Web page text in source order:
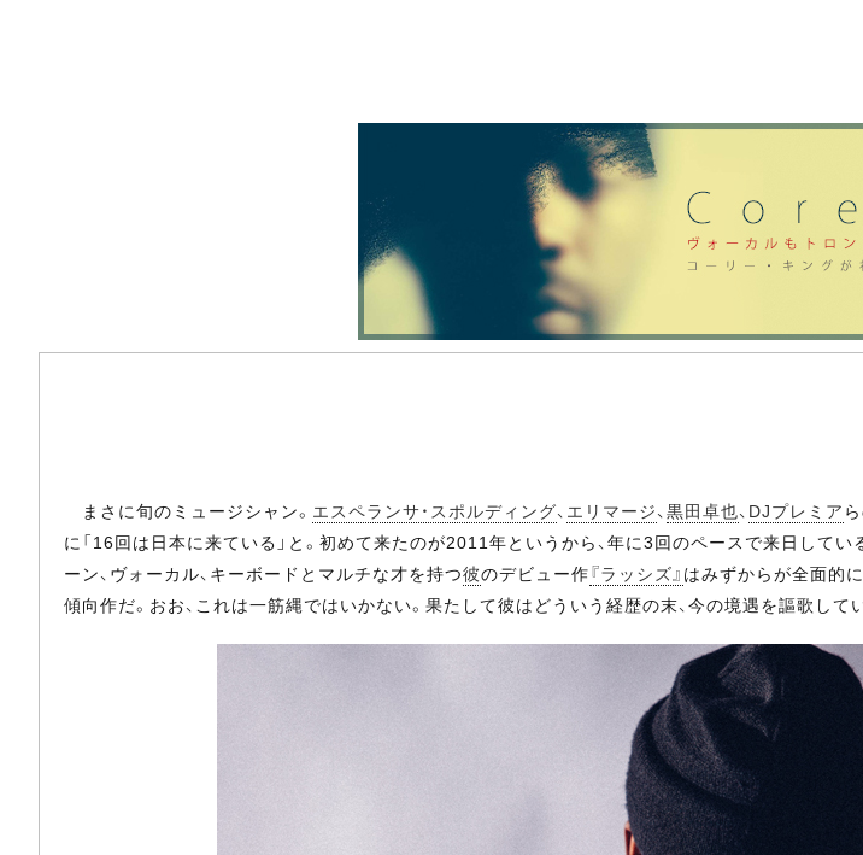
まさに旬のミュージシャン。 エスペランサ・スポルディング、 エリマージ、黒田卓也、 DJプレミア
に「16回は日本に来ている」と。初めて来たのが2011年というから、年に3回のペースで来日して
ーン、ヴォーカル、キーボードとマルチな才を持つ彼のデビュー作『ラッシズ』 はみずからが全面的
傾向作だ。おお、これは一筋縄ではいかない。果たして彼はどういう経歴の末、今の境遇を謳歌して